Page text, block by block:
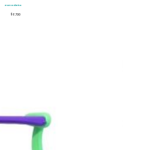
Ganaderito
$8.700